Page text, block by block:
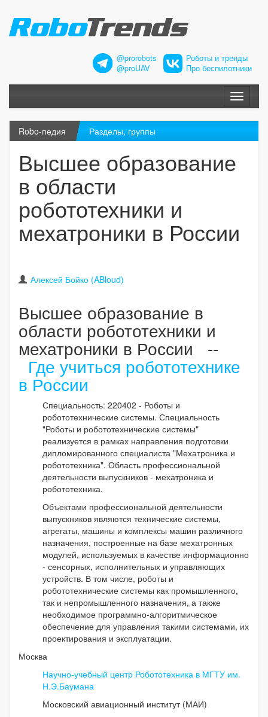
@prorobots
@proUAV
Роботы и тренды
Про беспилотники
Меню
Robo-педия Разделы, группы
Высшее образование
в области
робототехники и
мехатроники в России
Алексей Бойко (ABloud)
Высшее образование в
области робототехники и
мехатроники в России --
Где учиться робототехнике
в России
Специальность: 220402 - Роботы и
робототехнические системы. Специальность
"Роботы и робототехнические системы"
реализуется в рамках направления подготовки
дипломированного специалиста "Мехатроника и
робототехника". Область профессиональной
деятельности выпускников - мехатроника и
робототехника.
Объектами профессиональной деятельности
выпускников являются технические системы,
агрегаты, машины и комплексы машин различного
назначения, построенные на базе мехатронных
модулей, используемых в качестве информационно
- сенсорных, исполнительных и управляющих
устройств. В том числе, роботы и
робототехнические системы как промышленного,
так и непромышленного назначения, а также
необходимое программно-алгоритмическое
обеспечение для управления такими системами, их
проектирования и эксплуатации.
Москва
Научно-учебный центр Робототехника в МГТУ им.
Н.Э.Баумана
Московский авиационный институт (МАИ)